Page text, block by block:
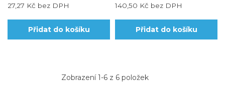
27,27 Kč bez DPH
Přidat do košíku
140,50 Kč bez DPH
Přidat do košíku
Zobrazení 1-6 z 6 položek